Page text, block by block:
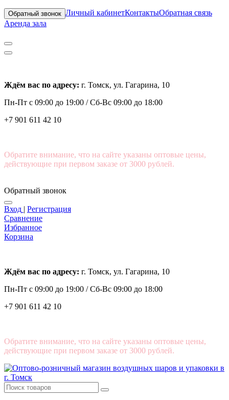
Обратный звонок Личный кабинетКонтактыОбратная связь
Аренда зала
Ждём вас по адресу: г. Томск, ул. Гагарина, 10
Пн-Пт с 09:00 до 19:00 /Сб-Вс 09:00 до 18:00
+7 901 611 42 10
Обратите внимание, что на сайте указаны оптовые цены,
действующие при первом заказе от 3000 рублей.
Обратный звонок
Вход | Регистрация
Сравнение
Избранное
Корзина
Ждём вас по адресу: г. Томск, ул. Гагарина, 10
Пн-Пт с 09:00 до 19:00 /Сб-Вс 09:00 до 18:00
+7 901 611 42 10
Обратите внимание, что на сайте указаны оптовые цены,
действующие при первом заказе от 3000 рублей.